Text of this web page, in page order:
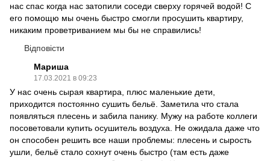
нас спас когда нас затопили соседи сверху горячей водой! С
его помощю мы очень быстро смогли просушить квартиру,
никаким проветриванием мы бы не справились!
Відповісти
Мариша
17.03.2021 в 09:23
У нас очень сырая квартира, плюс маленькие дети,
приходится постоянно сушить бельё. Заметила что стала
появляться плесень и забила панику. Мужу на работе коллеги
посоветовали купить осушитель воздуха. Не ожидала даже что
он способен решить все наши проблемы: плесень и сырость
ушли, бельё стало сохнут очень быстро (там есть даже